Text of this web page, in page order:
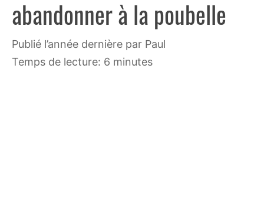
abandonner à la poubelle
publié l’année dernière par Paul
Temps de lecture: 6 minutes